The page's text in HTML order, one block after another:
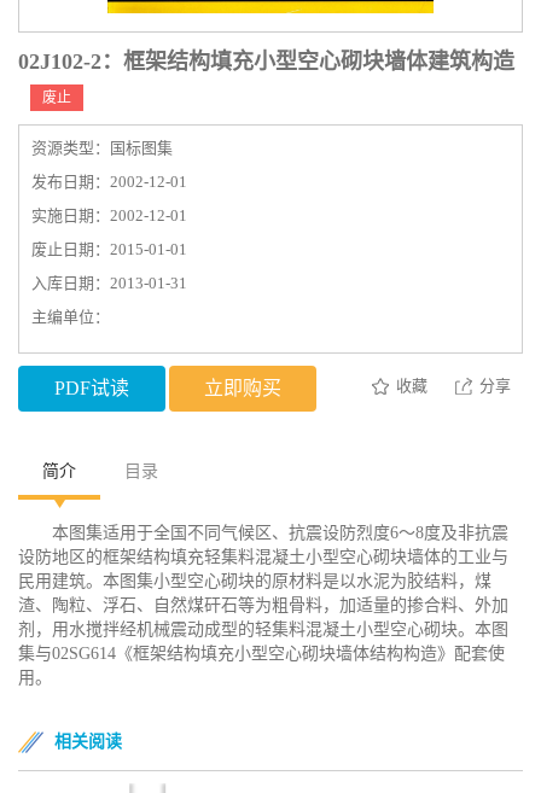
02J102-2：框架结构填充小型空心砌块墙体建筑构造
废止
资源类型：国标图集
发布日期：2002-12-01
实施日期：2002-12-01
废止日期：2015-01-01
入库日期：2013-01-31
主编单位：
PDF试读 立即购买 收藏 分享
简介 目录
本图集适用于全国不同气候区、抗震设防烈度6～8度及非抗震
设防地区的框架结构填充轻集料混凝土小型空心砌块墙体的工业与
民用建筑。本图集小型空心砌块的原材料是以水泥为胶结料，煤
渣、陶粒、浮石、自然煤矸石等为粗骨料，加适量的掺合料、外加
剂，用水搅拌经机械震动成型的轻集料混凝土小型空心砌块。本图
集与02SG614《框架结构填充小型空心砌块墙体结构构造》配套使
用。
相关阅读